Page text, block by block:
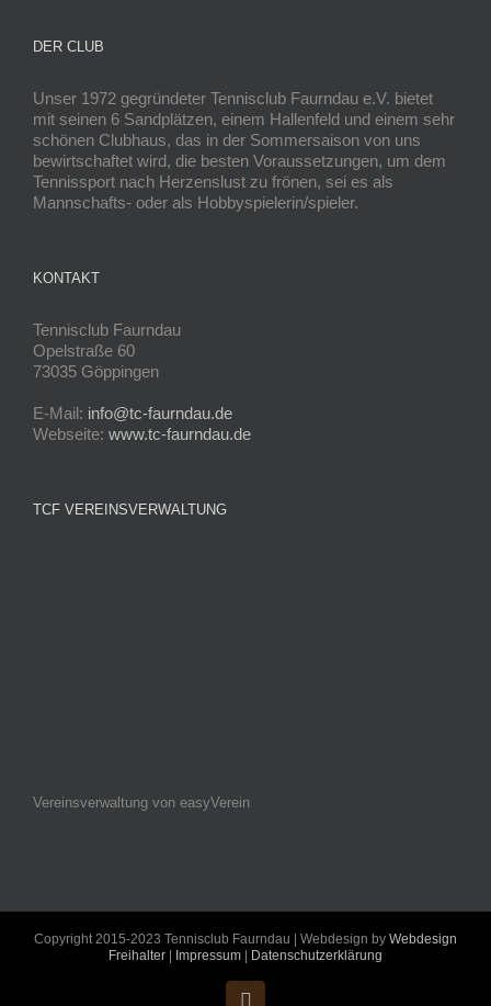
DER CLUB
Unser 1972 gegründeter Tennisclub Faurndau e.V. bietet
mit seinen 6 Sandplätzen, einem Hallenfeld und einem sehr
schönen Clubhaus, das in der Sommersaison von uns
bewirtschaftet wird, die besten Voraussetzungen, um dem
Tennissport nach Herzenslust zu frönen, sei es als
Mannschafts- oder als Hobbyspielerin/spieler.
KONTAKT
Tennisclub Faurndau
Opelstraße 60
73035 Göppingen
E-Mail: info@tc-faurndau.de
Webseite: www.tc-faurndau.de
TCF VEREINSVERWALTUNG
Vereinsverwaltung von easyVerein
Copyright 2015-2023 Tennisclub Faurndau | Webdesign by Webdesign
Freihalter | Impressum | Datenschutzerklärung